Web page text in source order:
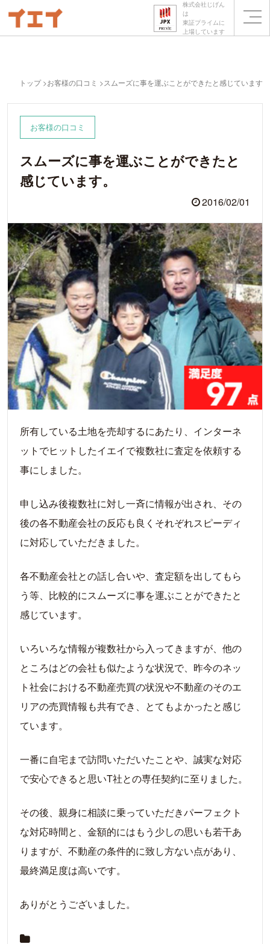
株式会社じげん
は
東証プライムに
上場しています
トップ お客様の口コミ スムーズに事を運ぶことができたと感じています。
お客様の口コミ
スムーズに事を運ぶことができたと
感じています。
2016/02/01
所有している土地を売却するにあたり、インターネ
ットでヒットしたイエイで複数社に査定を依頼する
事にしました。
申し込み後複数社に対し一斉に情報が出され、その
後の各不動産会社の反応も良くそれぞれスピーディ
に対応していただきました。
各不動産会社との話し合いや、査定額を出してもら
う等、比較的にスムーズに事を運ぶことができたと
感じています。
いろいろな情報が複数社から入ってきますが、他の
ところはどの会社も似たような状況で、昨今のネッ
ト社会における不動産売買の状況や不動産のそのエ
リアの売買情報も共有でき、とてもよかったと感じ
ています。
一番に自宅まで訪問いただいたことや、誠実な対応
で安心できると思いT社との専任契約に至りました。
その後、親身に相談に乗っていただきパーフェクト
な対応時間と、金額的にはもう少しの思いも若干あ
りますが、不動産の条件的に致し方ない点があり、
最終満足度は高いです。
ありがとうございました。